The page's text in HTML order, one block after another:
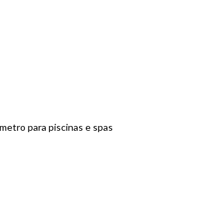
para piscinas e spas